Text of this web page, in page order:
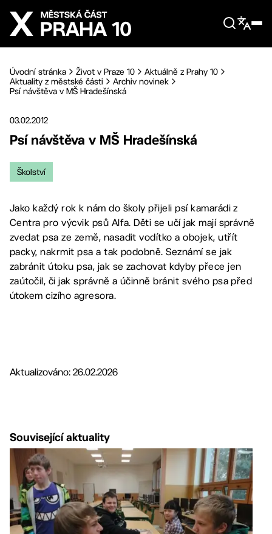
Přejít na hlavní obsah
Úvodní stránka Život v Praze 10
Aktuálně z Prahy 10
Aktuality z městské části
Archiv novinek
Psí návštěva v MŠ Hradešínská
03.02.2012
Psí návštěva v MŠ Hradešínská
Školství
Jako každý rok k nám do školy přijeli psí kamarádi z
Centra pro výcvik psů Alfa. Děti se učí jak mají správně
zvedat psa ze země, nasadit vodítko a obojek, utřít
packy, nakrmit psa a tak podobně. Seznámí se jak
zabránit útoku psa, jak se zachovat kdyby přece jen
zaútočil, či jak správně a účinně bránit svého psa před
útokem cizího agresora.
Aktualizováno: 26.02.2026
Související aktuality